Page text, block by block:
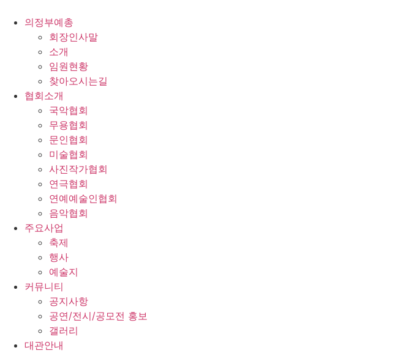
의정부예총
회장인사말
소개
임원현황
찾아오시는길
협회소개
국악협회
무용협회
문인협회
미술협회
사진작가협회
연극협회
연예예술인협회
음악협회
주요사업
축제
행사
예술지
커뮤니티
공지사항
공연/전시/공모전 홍보
갤러리
대관안내